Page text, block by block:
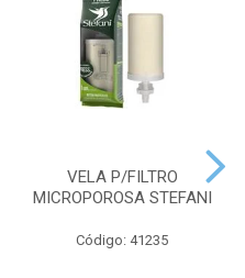
VELA P/FILTRO
MICROPOROSA STEFANI
Código: 41235